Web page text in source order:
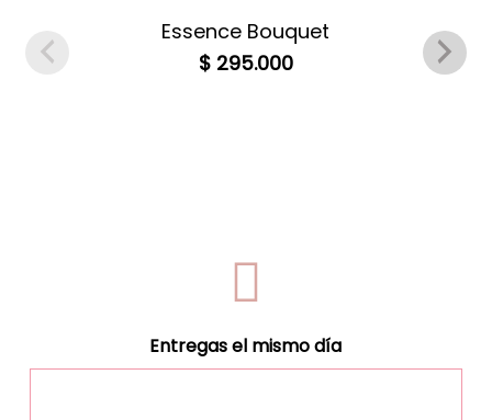
producto que solicitaste inicialmente y deberás
regresar el producto defectuoso.
Essence Bouquet
$295.000
Entregas el mismo día